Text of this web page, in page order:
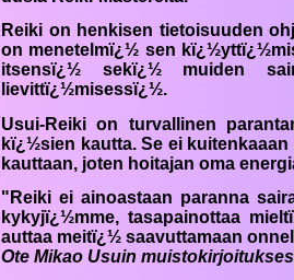
Reiki on henkisen tietoisuuden
on menetelmï¿½ sen
itsensï¿½ sekï¿½ muiden
lievittï¿½misessï¿½.
Usui-Reiki on turvallinen
kï¿½sien kautta. Se ei
kauttaan, joten hoitajan oma
" Reiki ei ainoastaan paranna
kykyjï¿½mme, tasapainottaa
auttaa meitï¿½ saavuttamaan
Ote Mikao Usuin